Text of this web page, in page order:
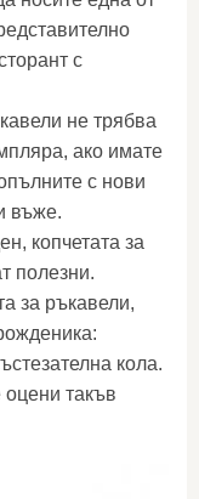
с
не трябва
ако имате
с нови
въже.
копчетата за
полезни.
за ръкавели,
кола.
такъв